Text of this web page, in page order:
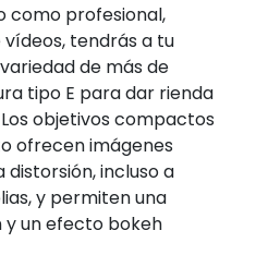
como profesional,
tendrás a tu
de más de
tipo E para dar rienda
objetivos compactos
ofrecen imágenes
incluso a
y permiten una
y un efecto bokeh